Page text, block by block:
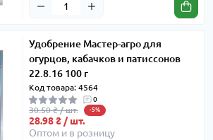
Удобрение Мастер-агро для
огурцов, кабачков и патиссонов
22.8.16 100 г
Код товара: 4564
0
30.50 ₴ / шт. -5%
28.98 ₴ / шт.
Оптом и в розницу